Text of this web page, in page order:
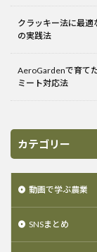
クラッキー法に最
の実践法
AeroGardenで育て
ミート対応法
カテゴリー
動画で学ぶ農業
SNSまとめ